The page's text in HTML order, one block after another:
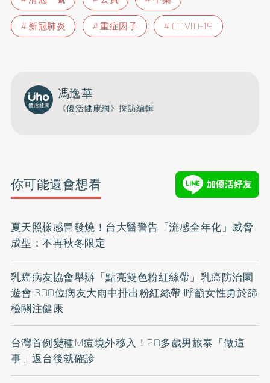
新冠肺炎
重症因子 COVID-19
馮逸華
《優活健康網》採訪編輯
你可能還會想看
夏天照樣感冒發燒！台大醫警告「流感全年化」威脅
成型：不再秋冬限定
乳癌病友協會舉辦「點亮雙色粉紅絲帶」乳癌防治園
遊會 300位病友大雨中排出粉紅絲帶 呼籲女性勇於篩
檢關注健康
台灣首例變種M痘境外移入！20多歲男旅泰「做這
事」返台後就確診